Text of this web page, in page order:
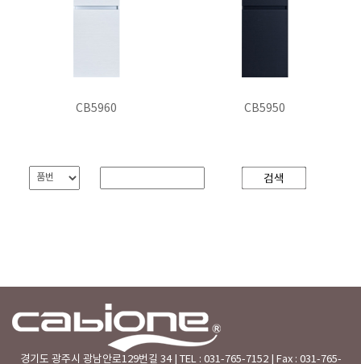
CB5960 CB5950
경기도 광주시 광남안로129번길 34 | TEL : 031-765-7152 | Fax : 031-765-